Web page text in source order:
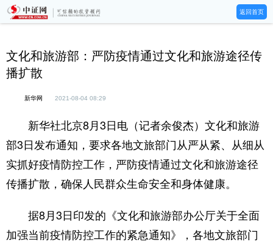
返回首页
文化和旅游部：严防疫情通过文化和旅游途径传
播扩散
新华网 2021-08-04 08:29
新华社北京8月3日电（记者余俊杰）文化和旅游
部3日发布通知，要求各地文旅部门从严从紧、从细从
实抓好疫情防控工作，严防疫情通过文化和旅游途径
传播扩散，确保人民群众生命安全和身体健康。
据8月3日印发的《文化和旅游部办公厅关于全面
加强当前疫情防控工作的紧急通知》，各地文旅部门